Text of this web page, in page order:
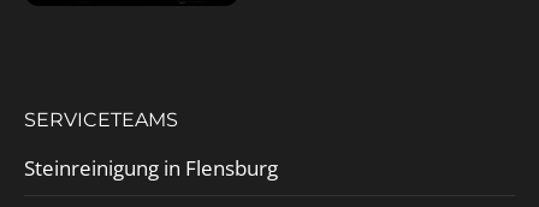
SERVICETEAMS
Steinreinigung in Flensburg